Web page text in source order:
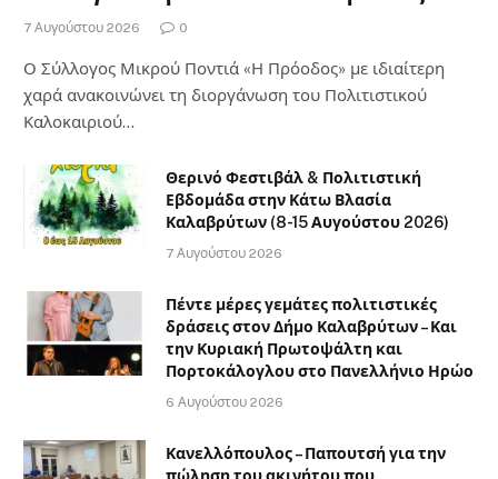
7 Αυγούστου 2026 0
Ο Σύλλογος Μικρού Ποντιά «Η Πρόοδος» με ιδιαίτερη
χαρά ανακοινώνει τη διοργάνωση του Πολιτιστικού
Καλοκαιριού…
Θερινό Φεστιβάλ & Πολιτιστική
Εβδομάδα στην Κάτω Βλασία
Καλαβρύτων (8-15 Αυγούστου 2026)
7 Αυγούστου 2026
Πέντε μέρες γεμάτες πολιτιστικές
δράσεις στον Δήμο Καλαβρύτων – Και
την Κυριακή Πρωτοψάλτη και
Πορτοκάλογλου στο Πανελλήνιο Ηρώο
6 Αυγούστου 2026
Κανελλόπουλος – Παπουτσή για την